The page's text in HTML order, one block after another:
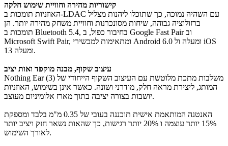
קישוריות מהירה וחוויית שימוש חלקה
האוזניות תומכות ב-LDAC עם השהיה נמוכה, כך שתוכלו ליהנות מצליל
ברזולוציה גבוהה, שיחות מסונכרנות וחוויית משחק מהירה יותר. הן
תומכות ב Bluetooth 5.4, בחיבור כפול, ב Google Fast Pair וב
Microsoft Swift Pair, ומתאימות למכשירי Android 6.0 ומעלה ול iOS
13 ומעלה.
עיצוב שקוף, מבנה מוקפד ואות יציב
Nothing Ear (3) משלבות מתכת מלוטשת עם העיצוב השקוף הייחודי של
המותג, ליצירת מראה חלק, מודרני ושונה. כאשר אינן בשימוש, האוזניות
יושבות בצורה יציבה בתוך מארז אלומיניום מעוצב.
האנטנה המותאמת אישית תוכננה בעובי של 0.35 מ"מ בלבד ומספקת
15% יותר עוצמה ו 20% יותר רגישות, כך שהאות נשאר חזק ויציב יותר
לאורך השימוש.